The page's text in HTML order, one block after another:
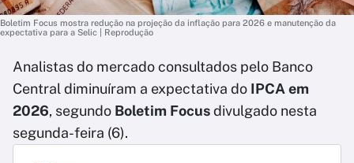
Boletim Focus mostra redução na projeção da inflação para 2026 e manutenção da
expectativa para a Selic | Reprodução
Analistas do mercado consultados pelo Banco
Central diminuíram a expectativa do IPCA em
2026, segundo Boletim Focusdivulgado nesta
segunda-feira (6).